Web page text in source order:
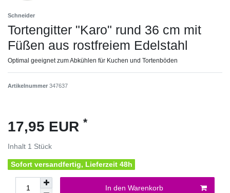
Schneider
Tortengitter "Karo" rund 36 cm mit
Füßen aus rostfreiem Edelstahl
Optimal geeignet zum Abkühlen für Kuchen und Tortenböden
Artikelnummer 347637
17,95 EUR *
Inhalt 1 Stück
Sofort versandfertig, Lieferzeit 48h
In den Warenkorb